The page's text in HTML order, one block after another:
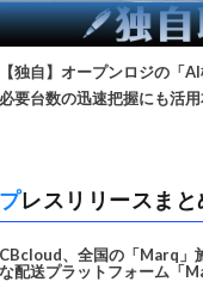
【独自】オープンロジの「
必要台数の迅速把握にも活
プレスリリースま
CBcloud、全国の「Marq」
な配送プラットフォーム「